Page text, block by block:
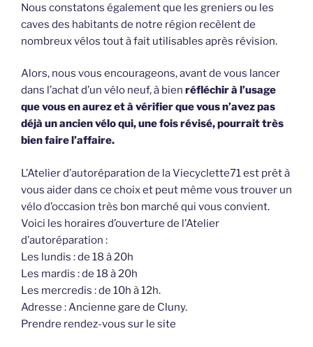
Nous constatons également que les greniers ou les
caves des habitants de notre région recèlent de
nombreux vélos tout à fait utilisables après révision.
Alors, nous vous encourageons, avant de vous lancer
dans l’achat d’un vélo neuf, à bien réfléchir à l’usage
que vous en aurez et à vérifier que vous n’avez pas
déjà un ancien vélo qui, une fois révisé, pourrait très
bien faire l’affaire.
L’Atelier d’autoréparation de la Viecyclette71 est prêt à
vous aider dans ce choix et peut même vous trouver un
vélo d’occasion très bon marché qui vous convient.
Voici les horaires d’ouverture de l’Atelier
d’autoréparation :
Les lundis : de 18 à 20h
Les mardis : de 18 à 20h
Les mercredis : de 10h à 12h.
Adresse : Ancienne gare de Cluny.
Prendre rendez-vous sur le site